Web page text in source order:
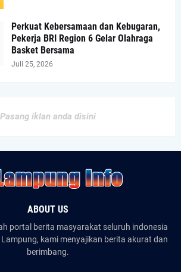
Perkuat Kebersamaan dan Kebugaran,
Pekerja BRI Region 6 Gelar Olahraga
Basket Bersama
Juli 25, 2026
Pasang iklan anda disini
ABOUT US
portal berita masyarakat seluruh indonesia
kami menyajikan berita akurat dan
berimbang.